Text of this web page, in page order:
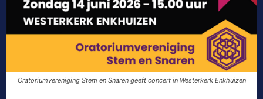
Oratoriumvereniging Stem en Snaren geeft concert in Westerkerk Enkhuizen